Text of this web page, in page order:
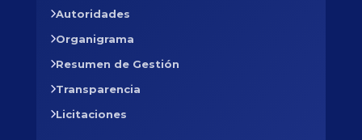
Autoridades
Organigrama
Resumen de Gestión
Transparencia
Licitaciones